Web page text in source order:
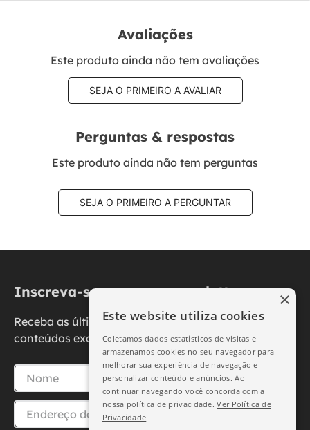
Avaliações
Este produto ainda não tem avaliações
SEJA O PRIMEIRO A AVALIAR
Perguntas & respostas
Este produto ainda não tem perguntas
SEJA O PRIMEIRO A PERGUNTAR
Inscreva-se na nossa newsletter
Receba as últimas novidades, promoções e
conteúdos exclusivos diretamente no seu e-mail.
Este website utiliza cookies
Coletamos dados estatísticos de visitas e
armazenamos cookies no seu navegador para
melhorar sua experiência de navegação e
personalizar conteúdo e anúncios. Ao
continuar navegando você concorda com a
nossa política de privacidade.Ver Política de
Privacidade
×